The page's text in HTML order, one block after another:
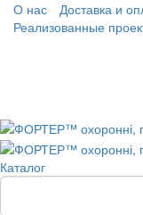
О нас Доставка и
Реализованные
Каталог